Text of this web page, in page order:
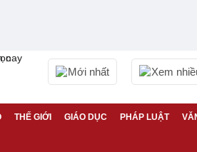
Mới nhất Xem
THẾ GIỚI GIÁO DỤC PHÁP LUẬT